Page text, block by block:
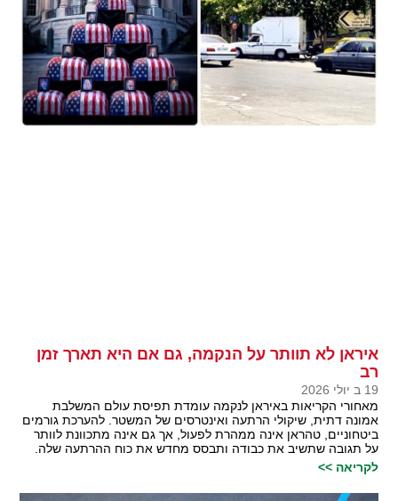
איראן לא תוותר על הנקמה, גם אם היא תארך זמן
רב
19 ב יולי 2026
מאחורי הקריאות באיראן לנקמה עומדת תפיסת עולם המשלבת
אמונה דתית, שיקולי הרתעה ואינטרסים של המשטר. להערכת גורמים
ביטחוניים, טהראן אינה ממהרת לפעול, אך גם אינה מתכוונת לוותר
על תגובה שתשיב את כבודה ותבסס מחדש את כוח ההרתעה שלה.
לקריאה >>